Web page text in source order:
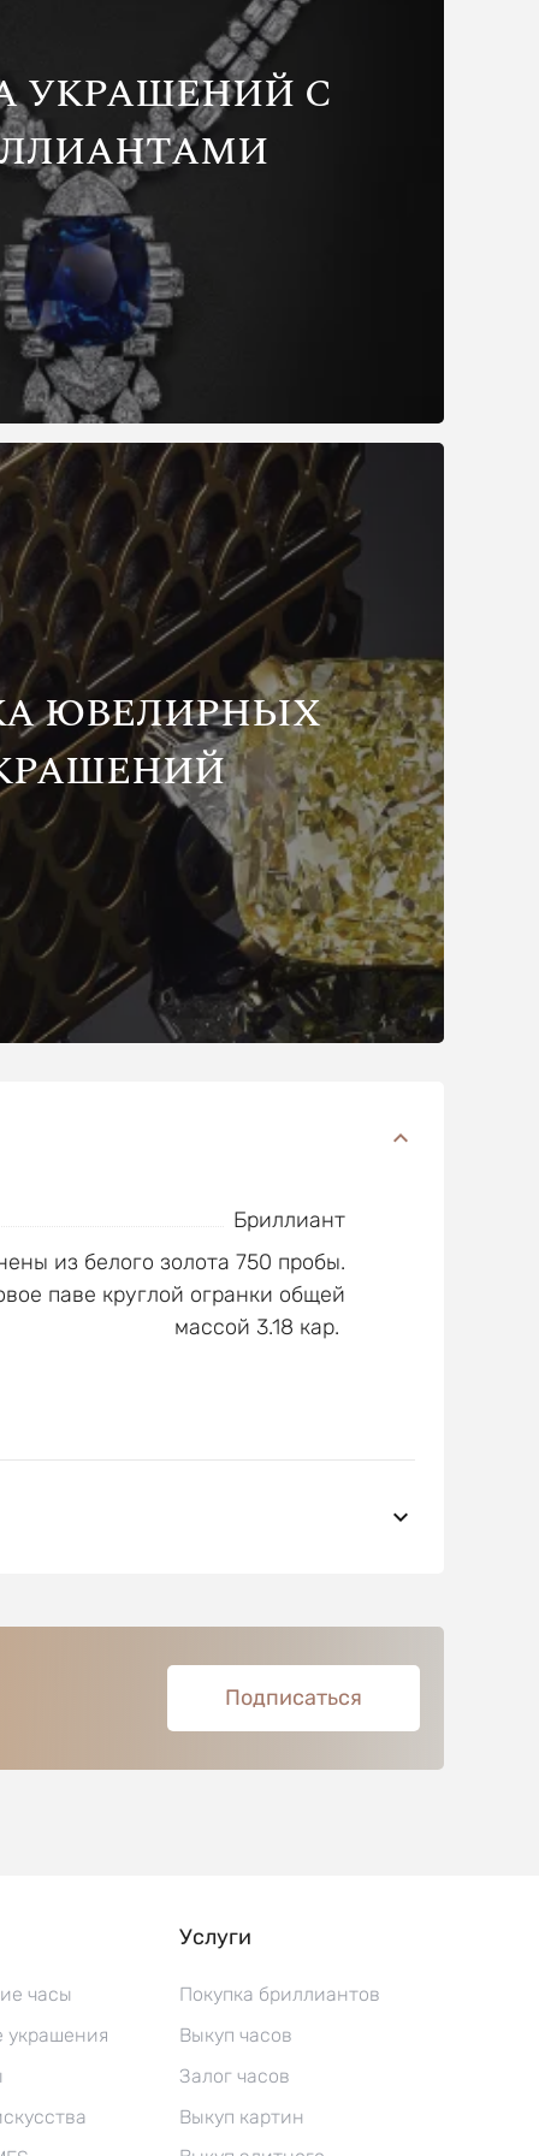
УКРАШЕНИЙ С
ЮВЕЛИРНЫХ
Бриллиант
из белого золота 750 пробы.
паве круглой огранки общей
массой 3.18 кар.
Подписаться
часы
Услуги
Покупка бриллиантов
Выкуп часов
Залог часов
Выкуп картин